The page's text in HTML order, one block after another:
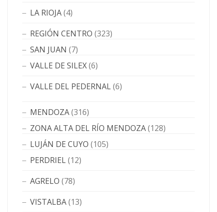
LA RIOJA(4)
REGIÓN CENTRO (323)
SAN JUAN (7)
VALLE DE SILEX(6)
VALLE DEL PEDERNAL(6)
MENDOZA(316)
ZONA ALTA DEL RÍO MENDOZA(128)
LUJÁN DE CUYO (105)
PERDRIEL(12)
AGRELO (78)
VISTALBA(13)